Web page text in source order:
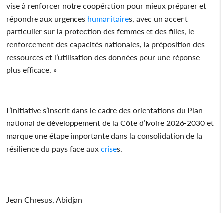
vise à renforcer notre coopération pour mieux préparer et
répondre aux urgences humanitaires, avec un accent
particulier sur la protection des femmes et des filles, le
renforcement des capacités nationales, la préposition des
ressources et l’utilisation des données pour une réponse
plus efficace. »
L’initiative s’inscrit dans le cadre des orientations du Plan
national de développement de la Côte d’Ivoire 2026-2030 et
marque une étape importante dans la consolidation de la
résilience du pays face auxcrises.
Jean Chresus, Abidjan